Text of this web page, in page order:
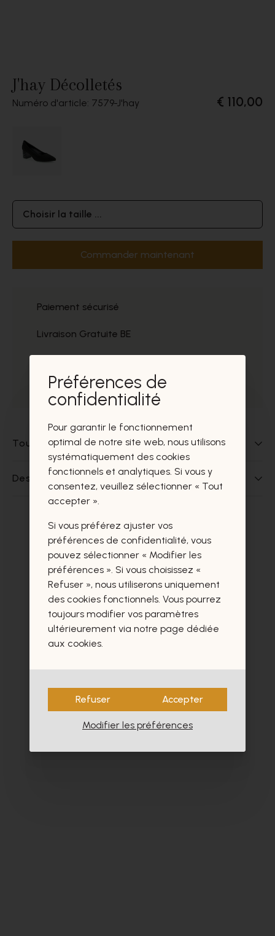
J'hay Décolletés
Numéro d'article: 7579 J'hay € 110,00
Choisir la taille ...
Commander maintenant
Paiement sécurisé
Livraison Gratuite BE
Prélèvement gratuit
Tout sur ce produit
Des questions sur ce produit?
Ces produits vous intéresseront
certainement aussi.
- 40%
Préférences de
confidentialité
Pour garantir le fonctionnement
optimal de notre site web, nous utilisons
systématiquement des cookies
fonctionnels et analytiques. Si vous y
consentez, veuillez sélectionner « Tout
accepter ».
Si vous préférez ajuster vos
préférences de confidentialité, vous
pouvez sélectionner « Modifier les
préférences ». Si vous choisissez «
Refuser », nous utiliserons uniquement
des cookies fonctionnels. Vous pourrez
toujours modifier vos paramètres
ultérieurement via notre page dédiée
aux cookies.
Refuser Accepter
Modifier les préférences